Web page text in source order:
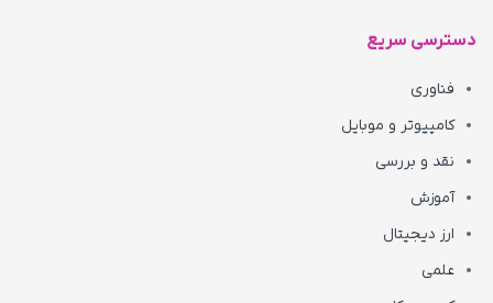
دسترسی سریع
فناوری
کامپیوتر و موبایل
نقد و بررسی
آموزش
ارز دیجیتال
علمی